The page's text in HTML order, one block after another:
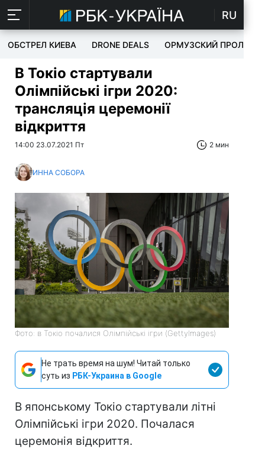
RU
ОБСТРЕЛ КИЕВА DRONE DEALS ОРМУЗСКИЙ ПРОЛИВ
В Токіо стартували
Олімпійські ігри 2020:
трансляція церемонії
відкриття
14:00 23.07.2021 Пт 2 мин
ИННА СОБОРА
Фото: в Токіо почалися Олімпійські ігри (GettyImages)
Не трать время на шум! Читай только
суть из РБК-Украина в Google
В японському Токіо стартували літні
Олімпійські ігри 2020. Почалася
церемонія відкриття.